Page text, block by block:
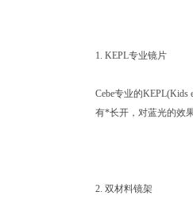
1. KEPL专业镜片
Cebe专业的
有*长开，对蓝光的效
2. 双材料镜架